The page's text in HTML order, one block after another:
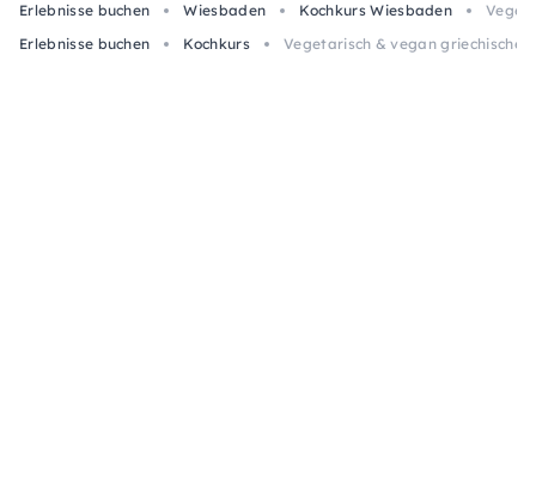
Erlebnisse buchen Wiesbaden Kochkurs Wiesbaden
Erlebnisse buchen
Kochkurs Vegetarisch & vegan griechischer